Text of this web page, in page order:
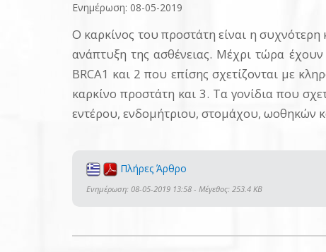
Ενημέρωση: 08-05-2019
Ο καρκίνος του προστάτη είναι η
ανάπτυξη της ασθένειας. Μέχρι τώρα
BRCA1 και 2 που επίσης σχετίζονται με
καρκίνο προστάτη και 3. Τα γονίδια που
εντέρου, ενδομήτριου, στομάχου, ωοθηκών
Πλήρες Άρθρο
Ενημέρωση: 08-05-2019 13:58 - Μέγεθος: 253.4 KB